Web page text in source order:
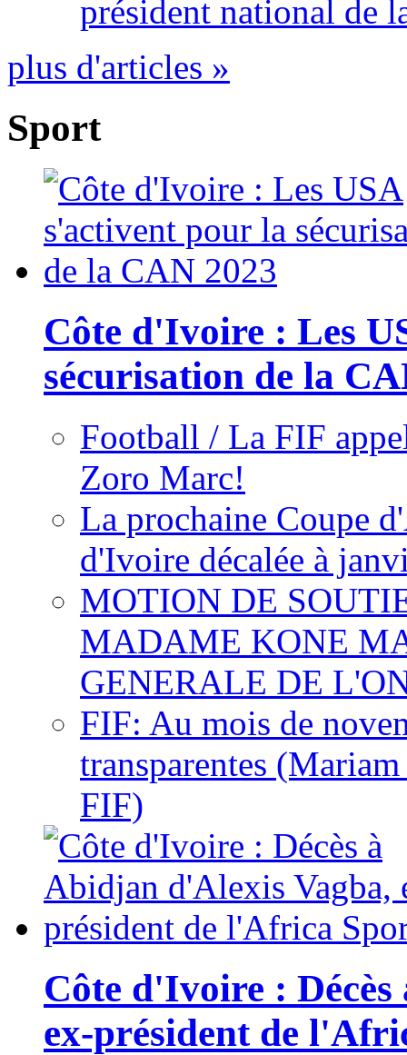
président national de
plus d'articles »
Sport
Côte d'Ivoire : Les
sécurisation de la
Football / La FIF
Zoro Marc!
La prochaine Coupe
d'Ivoire décalée à
MOTION DE
MADAME KONE
GENERALE DE
FIF: Au mois de
transparentes
FIF)
Côte d'Ivoire :
ex-président de